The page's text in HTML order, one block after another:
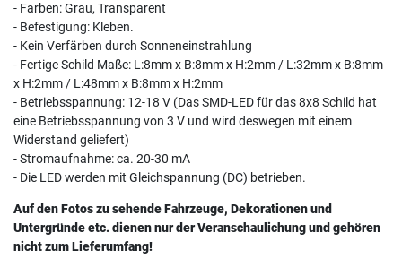
- Farben: Grau, Transparent
- Befestigung: Kleben.
- Kein Verfärben durch Sonneneinstrahlung
- Fertige Schild Maße: L:8mm x B:8mm x H:2mm / L:32mm x B:8mm
x H:2mm / L:48mm x B:8mm x H:2mm
- Betriebsspannung: 12-18 V (Das SMD-LED für das 8x8 Schild hat
eine Betriebsspannung von 3 V und wird deswegen mit einem
Widerstand geliefert)
- Stromaufnahme: ca. 20-30 mA
- Die LED werden mit Gleichspannung (DC) betrieben.
Auf den Fotos zu sehende Fahrzeuge, Dekorationen und
Untergründe etc. dienen nur der Veranschaulichung und gehören
nicht zum Lieferumfang!